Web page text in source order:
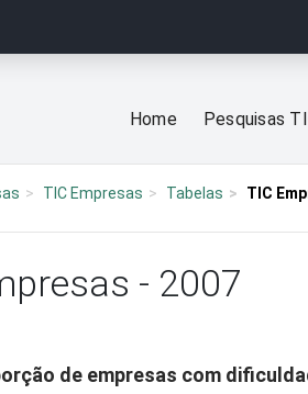
Home Pesquisas
TIC Empresas Tabelas TIC
- 2007
de empresas com